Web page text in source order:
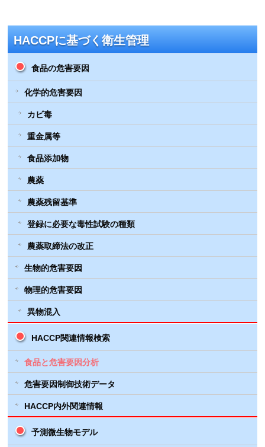
HACCPに基づく衛生管理
食品の危害要因
化学的危害要因
カビ毒
重金属等
食品添加物
農薬
農薬残留基準
登録に必要な毒性試験の種類
農薬取締法の改正
生物的危害要因
物理的危害要因
異物混入
HACCP関連情報検索
食品と危害要因分析
危害要因制御技術データ
HACCP内外関連情報
予測微生物モデル